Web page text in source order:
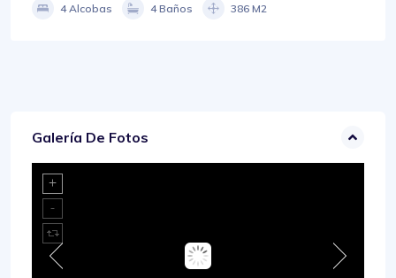
4 Alcobas 4 Baños 386 M2
Galería De Fotos